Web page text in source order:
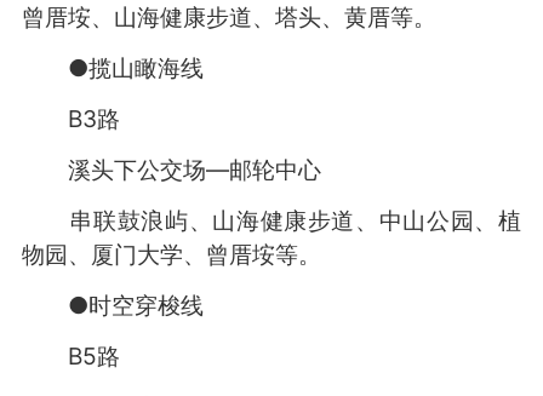
曾厝垵、山海健康步道、塔头、黄厝等。
●揽山瞰海线
B3路
溪头下公交场—邮轮中心
串联鼓浪屿、山海健康步道、中山公园、植
物园、厦门大学、曾厝垵等。
●时空穿梭线
B5路